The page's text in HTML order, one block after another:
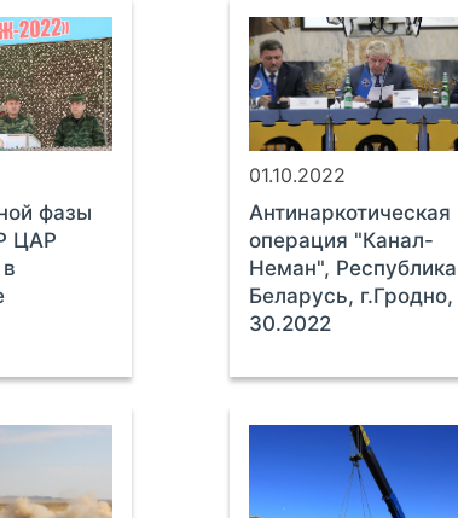
фазы
ЦАР
01.10.2022
Антинаркотическая
операция "Канал-
Неман", Республика
Беларусь,
30.2022